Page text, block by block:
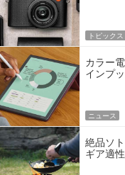
トピックス
カラー
インプ
ニュース
絶品ソ
ギア適性